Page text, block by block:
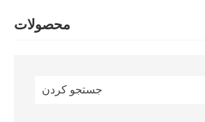
محصولات